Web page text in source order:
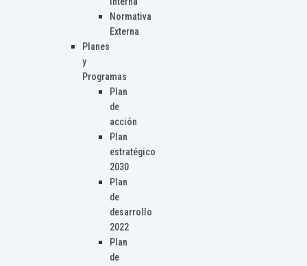
Normativa
Externa
Planes
y
Programas
Plan
de
acción
Plan
estratégico
2030
Plan
de
desarrollo
2022
Plan
de